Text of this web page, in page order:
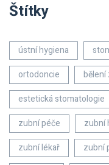
Štítky
ústní hygiena
ortodoncie
bělení
estetická stomatologie
zubní péče
zubní
zubní lékař
zubní